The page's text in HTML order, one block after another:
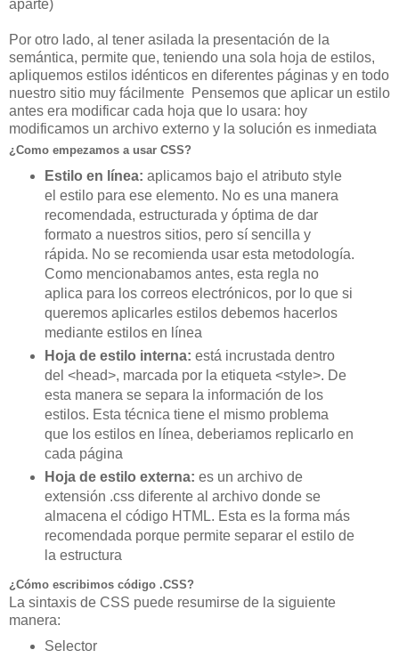
aparte)
Por otro lado, al tener asilada la presentación de la
semántica, permite que, teniendo una sola hoja de estilos,
apliquemos estilos idénticos en diferentes páginas y en todo
nuestro sitio muy fácilmente Pensemos que aplicar un estilo
antes era modificar cada hoja que lo usara: hoy
modificamos un archivo externo y la solución es inmediata
¿Como empezamos a usar CSS?
Estilo en línea: aplicamos bajo el atributo style
el estilo para ese elemento. No es una manera
recomendada, estructurada y óptima de dar
formato a nuestros sitios, pero sí sencilla y
rápida. No se recomienda usar esta metodología.
Como mencionabamos antes, esta regla no
aplica para los correos electrónicos, por lo que si
queremos aplicarles estilos debemos hacerlos
mediante estilos en línea
Hoja de estilo interna: está incrustada dentro
del <head>, marcada por la etiqueta <style>. De
esta manera se separa la información de los
estilos. Esta técnica tiene el mismo problema
que los estilos en línea, deberiamos replicarlo en
cada página
Hoja de estilo externa: es un archivo de
extensión .css diferente al archivo donde se
almacena el código HTML. Esta es la forma más
recomendada porque permite separar el estilo de
la estructura
¿Cómo escribimos código .CSS?
La sintaxis de CSS puede resumirse de la siguiente
manera:
Selector